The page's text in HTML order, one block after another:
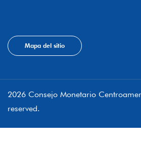
Mapa del sitio
2026 Consejo Monetario
reserved.